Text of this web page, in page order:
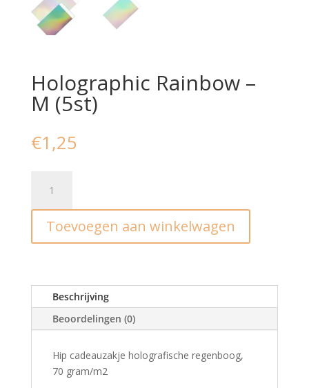
Holographic Rainbow –
M (5st)
€1,25
Rainbow
-
(5st)
Toevoegen aan winkelwagen
Beschrijving
Beoordelingen (0)
Hip cadeauzakje holografische regenboog,
70 gram/m2